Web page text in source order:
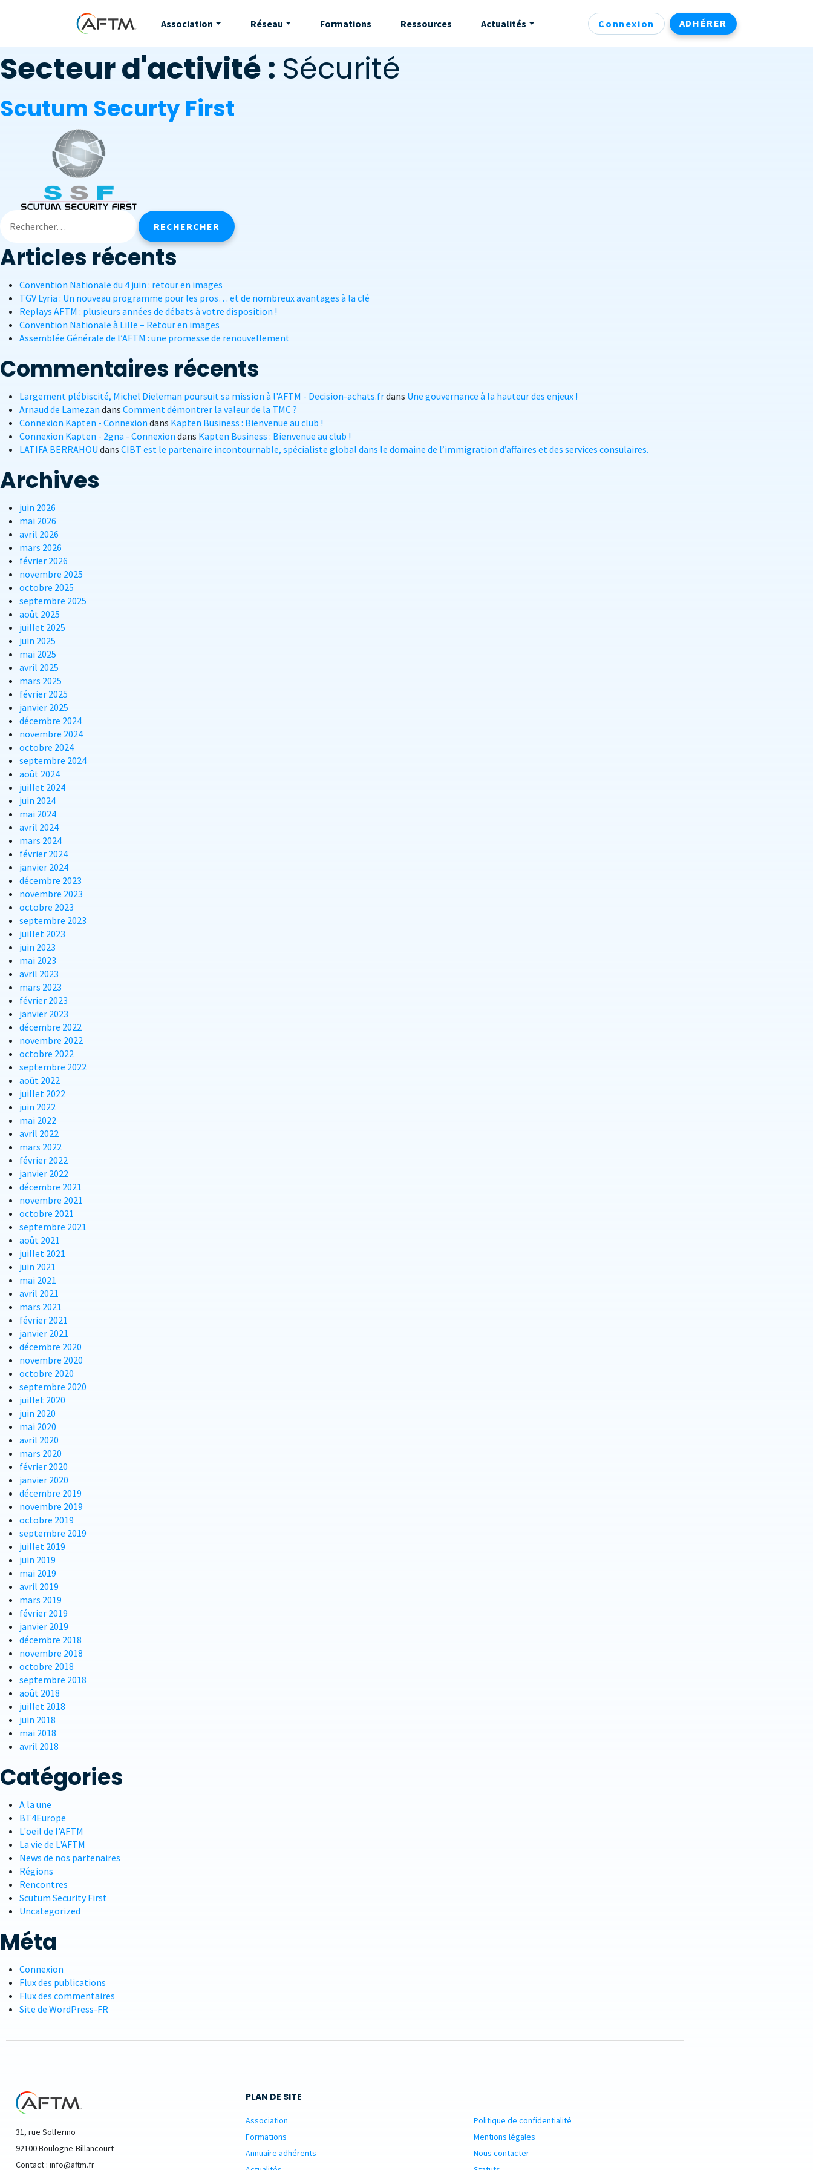
Association Réseau Formations Ressources Actualités Connexion ADHÉRER
Secteur d'activité : Sécurité
Scutum Securty First
Articles récents
Convention Nationale du 4 juin : retour en images
TGV Lyria : Un nouveau programme pour les pros… et de nombreux avantages à la clé
Replays AFTM : plusieurs années de débats à votre disposition !
Convention Nationale à Lille – Retour en images
Assemblée Générale de l’AFTM : une promesse de renouvellement
Commentaires récents
Largement plébiscité, Michel Dieleman poursuit sa mission à l'AFTM - Decision-achats.frdans Une gouvernance à la hauteur des enjeux !
Arnaud de Lamezan dans Comment démontrer la valeur de la TMC ?
Connexion Kapten - Connexion dans Kapten Business : Bienvenue au club !
Connexion Kapten - 2gna - Connexion dans Kapten Business : Bienvenue au club !
LATIFA BERRAHOU dans CIBT est le partenaire incontournable, spécialiste global dans le domaine de l’immigration d’affaires et des services consulaires.
Archives
juin 2026
mai 2026
avril 2026
mars 2026
février 2026
novembre 2025
octobre 2025
septembre 2025
août 2025
juillet 2025
juin 2025
mai 2025
avril 2025
mars 2025
février 2025
janvier 2025
décembre 2024
novembre 2024
octobre 2024
septembre 2024
août 2024
juillet 2024
juin 2024
mai 2024
avril 2024
mars 2024
février 2024
janvier 2024
décembre 2023
novembre 2023
octobre 2023
septembre 2023
juillet 2023
juin 2023
mai 2023
avril 2023
mars 2023
février 2023
janvier 2023
décembre 2022
novembre 2022
octobre 2022
septembre 2022
août 2022
juillet 2022
juin 2022
mai 2022
avril 2022
mars 2022
février 2022
janvier 2022
décembre 2021
novembre 2021
octobre 2021
septembre 2021
août 2021
juillet 2021
juin 2021
mai 2021
avril 2021
mars 2021
février 2021
janvier 2021
décembre 2020
novembre 2020
octobre 2020
septembre 2020
juillet 2020
juin 2020
mai 2020
avril 2020
mars 2020
février 2020
janvier 2020
décembre 2019
novembre 2019
octobre 2019
septembre 2019
juillet 2019
juin 2019
mai 2019
avril 2019
mars 2019
février 2019
janvier 2019
décembre 2018
novembre 2018
octobre 2018
septembre 2018
août 2018
juillet 2018
juin 2018
mai 2018
avril 2018
Catégories
A la une
BT4Europe
L'oeil de l'AFTM
La vie de L'AFTM
News de nos partenaires
Régions
Rencontres
Scutum Security First
Uncategorized
Méta
Connexion
Flux des publications
Flux des commentaires
Site de WordPress-FR
31, rue Solferino
92100 Boulogne-Billancourt
Contact : info@aftm.fr
PLAN DE SITE
Association
Formations
Annuaire adhérents
Politique de confidentialité
Mentions légales
Nous contacter